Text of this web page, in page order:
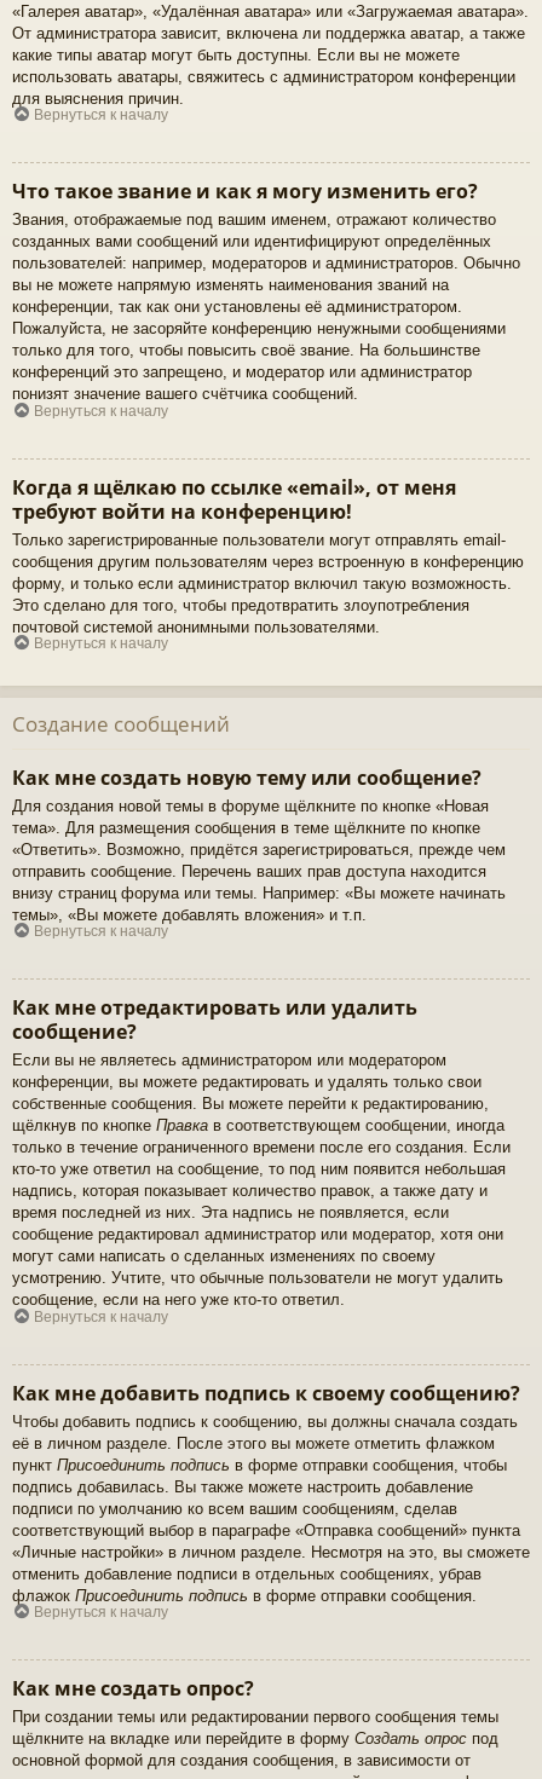
«Галерея аватар», «Удалённая аватара» или «Загружаемая аватара».
От администратора зависит, включена ли поддержка аватар, а также
какие типы аватар могут быть доступны. Если вы не можете
использовать аватары, свяжитесь с администратором конференции
для выяснения причин.
Вернуться к началу
Что такое звание и как я могу изменить его?
Звания, отображаемые под вашим именем, отражают количество
созданных вами сообщений или идентифицируют определённых
пользователей: например, модераторов и администраторов. Обычно
вы не можете напрямую изменять наименования званий на
конференции, так как они установлены её администратором.
Пожалуйста, не засоряйте конференцию ненужными сообщениями
только для того, чтобы повысить своё звание. На большинстве
конференций это запрещено, и модератор или администратор
понизят значение вашего счётчика сообщений.
Вернуться к началу
Когда я щёлкаю по ссылке «email», от меня
требуют войти на конференцию!
Только зарегистрированные пользователи могут отправлять email-
сообщения другим пользователям через встроенную в конференцию
форму, и только если администратор включил такую возможность.
Это сделано для того, чтобы предотвратить злоупотребления
почтовой системой анонимными пользователями.
Вернуться к началу
Создание сообщений
Как мне создать новую тему или сообщение?
Для создания новой темы в форуме щёлкните по кнопке «Новая
тема». Для размещения сообщения в теме щёлкните по кнопке
«Ответить». Возможно, придётся зарегистрироваться, прежде чем
отправить сообщение. Перечень ваших прав доступа находится
внизу страниц форума или темы. Например: «Вы можете начинать
темы», «Вы можете добавлять вложения» и т.п.
Вернуться к началу
Как мне отредактировать или удалить
сообщение?
Если вы не являетесь администратором или модератором
конференции, вы можете редактировать и удалять только свои
собственные сообщения. Вы можете перейти к редактированию,
щёлкнув по кнопке Правка в соответствующем сообщении, иногда
только в течение ограниченного времени после его создания. Если
кто-то уже ответил на сообщение, то под ним появится небольшая
надпись, которая показывает количество правок, а также дату и
время последней из них. Эта надпись не появляется, если
сообщение редактировал администратор или модератор, хотя они
могут сами написать о сделанных изменениях по своему
усмотрению. Учтите, что обычные пользователи не могут удалить
сообщение, если на него уже кто-то ответил.
Вернуться к началу
Как мне добавить подпись к своему сообщению?
Чтобы добавить подпись к сообщению, вы должны сначала создать
её в личном разделе. После этого вы можете отметить флажком
пункт Присоединить подпись в форме отправки сообщения, чтобы
подпись добавилась. Вы также можете настроить добавление
подписи по умолчанию ко всем вашим сообщениям, сделав
соответствующий выбор в параграфе «Отправка сообщений» пункта
«Личные настройки» в личном разделе. Несмотря на это, вы сможете
отменить добавление подписи в отдельных сообщениях, убрав
флажок Присоединить подпись в форме отправки сообщения.
Вернуться к началу
Как мне создать опрос?
При создании темы или редактировании первого сообщения темы
щёлкните на вкладке или перейдите в форму Создать опрос под
основной формой для создания сообщения, в зависимости от